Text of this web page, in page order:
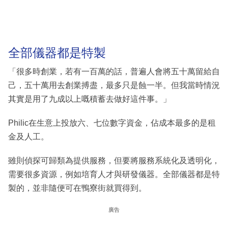
全部儀器都是特製
「很多時創業，若有一百萬的話，普遍人會將五十萬留給自
己，五十萬用去創業搏盡，最多只是蝕一半。但我當時情況
其實是用了九成以上嘅積蓄去做好這件事。」
Philic在生意上投放六、七位數字資金，佔成本最多的是租
金及人工。
雖則偵探可歸類為提供服務，但要將服務系統化及透明化，
需要很多資源，例如培育人才與研發儀器。全部儀器都是特
製的，並非隨便可在鴨寮街就買得到。
廣告